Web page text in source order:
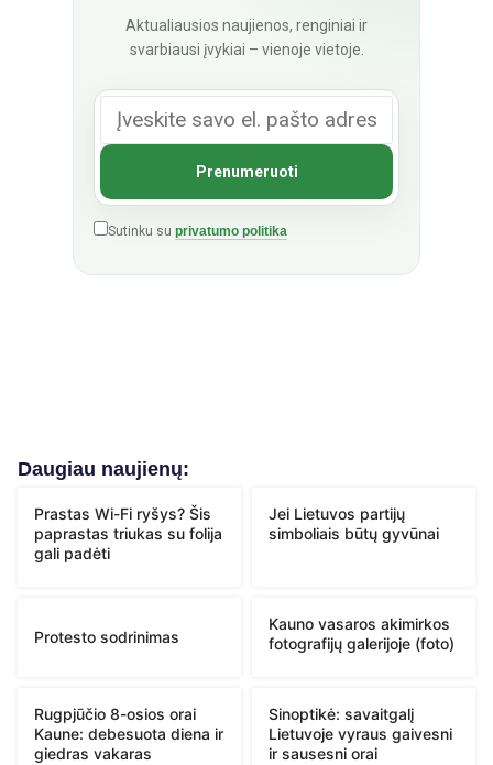
Aktualiausios naujienos, renginiai ir
svarbiausi įvykiai – vienoje vietoje.
Sutinku su privatumo politika
Daugiau naujienų:
Prastas Wi-Fi ryšys? Šis
paprastas triukas su folija
gali padėti
Jei Lietuvos partijų
simboliais būtų gyvūnai
Protesto sodrinimas
Kauno vasaros akimirkos
fotografijų galerijoje (foto)
Rugpjūčio 8-osios orai
Kaune: debesuota diena ir
giedras vakaras
Sinoptikė: savaitgalį
Lietuvoje vyraus gaivesni
ir sausesni orai